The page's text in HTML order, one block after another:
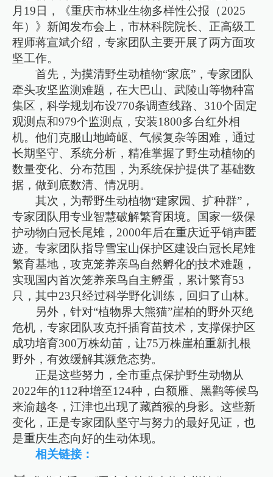
月19日，《重庆市林业生物多样性公报（2025
年）》新闻发布会上，市林科院院长、正高级工
程师蒋宣斌介绍，专家团队主要开展了两方面攻
坚工作。
首先，为摸清野生动植物“家底”，专家团队
牵头攻坚监测难题，在大巴山、武陵山等物种富
集区，科学规划布设770条调查线路、310个固定
观测点和979个监测点，安装1800多台红外相
机。他们克服山地崎岖、气候复杂等困难，通过
长期坚守、系统分析，精准掌握了野生动植物的
数量变化、分布范围，为系统保护提供了基础数
据，做到底数清、情况明。
其次，为帮野生动植物“建家园、扩种群”，
专家团队用专业智慧破解繁育困境。国家一级保
护动物白冠长尾雉，2000年后在重庆近乎销声匿
迹。专家团队指导雪宝山保护区建设白冠长尾雉
繁育基地，攻克笼养亲鸟自然孵化的技术难题，
实现国内首次笼养亲鸟自主孵蛋，累计繁育53
只，其中23只经过科学野化训练，回归了山林。
另外，针对“植物界大熊猫”崖柏的野外灭绝
危机，专家团队攻克扦插育苗技术，支撑保护区
成功培育300万株幼苗，让75万株崖柏重新扎根
野外，有效缓解其濒危态势。
正是这些努力，全市重点保护野生动物从
2022年的112种增至124种，白额雁、黑鹳等候鸟
来渝越冬，江津也出现了藏酋猴的身影。这些新
变化，正是专家团队坚守与努力的最好见证，也
是重庆生态向好的生动体现。
相关链接：